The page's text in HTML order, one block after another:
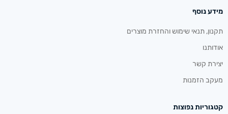
מידע נוסף
תקנון, תנאי שימוש והחזרת מוצרים
אודותנו
יצירת קשר
מעקב הזמנות
קטגוריות נפוצות